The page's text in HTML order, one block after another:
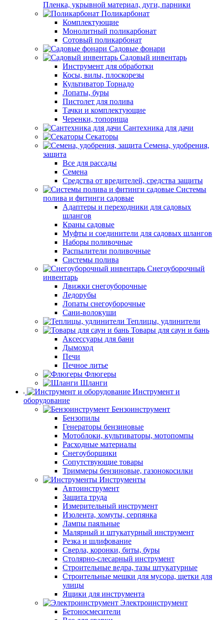
Пленка, укрывной материал, дуги, парники
Поликарбонат
Комплектующие
Монолитный поликарбонат
Сотовый поликарбонат
Садовые фонари
Садовый инвентарь
Инструмент для обработки
Косы, вилы, плоскорезы
Культиватор Торнадо
Лопаты, буры
Пистолет для полива
Тачки и комплектующие
Черенки, топорища
Сантехника для дачи
Секаторы
Семена, удобрения,
защита
Все для рассады
Семена
Средства от вредителей, средства защиты
Системы
полива и фитинги садовые
Адаптеры и переходники для садовых
шлангов
Краны садовые
Муфты и соединители для садовых шлангов
Наборы поливочные
Распылители поливочные
Системы полива
Снегоуборочный
инвентарь
Движки снегоуборочные
Ледорубы
Лопаты снегоуборочные
Сани-волокуши
Теплицы, удлинители
Товары для саун и бань
Аксессуары для бани
Дымоход
Печи
Печное литье
Флюгеры
Шланги
Инструмент и
оборудование
Бензоинструмент
Бензопилы
Генераторы бензиновые
Мотоблоки, культиваторы, мотопомпы
Расходные материалы
Снегоуборщики
Сопутствующие товары
Триммеры бензиновые, газонокосилки
Инструменты
Автоинструмент
Защита труда
Измерительный инструмент
Изолента, хомуты, серпянка
Лампы паяльные
Малярный и штукатурный инструмент
Резка и шлифование
Сверла, коронки, биты, буры
Столярно-слесарный инструмент
Строительные ведра, тазы штукатурные
Строительные мешки для мусора, щетки для
улицы
Ящики для инструмента
Электроинструмент
Бетоносмесители